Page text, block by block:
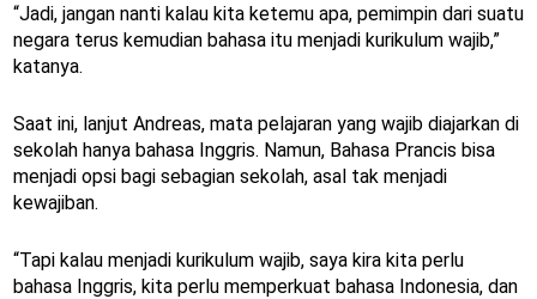
“Jadi, jangan nanti kalau kita ketemu apa, pemimpin dari suatu
negara terus kemudian bahasa itu menjadi kurikulum wajib,”
katanya.
Saat ini, lanjut Andreas, mata pelajaran yang wajib diajarkan di
sekolah hanya bahasa Inggris. Namun, Bahasa Prancis bisa
menjadi opsi bagi sebagian sekolah, asal tak menjadi
kewajiban.
“Tapi kalau menjadi kurikulum wajib, saya kira kita perlu
bahasa Inggris, kita perlu memperkuat bahasa Indonesia, dan